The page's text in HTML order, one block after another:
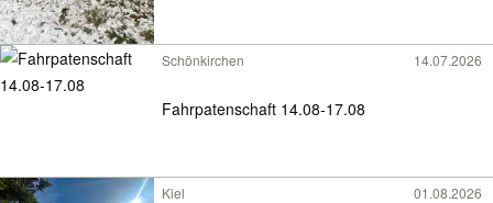
Schönkirchen 14.07.2026
Fahrpatenschaft 14.08-17.08
Kiel 01.08.2026